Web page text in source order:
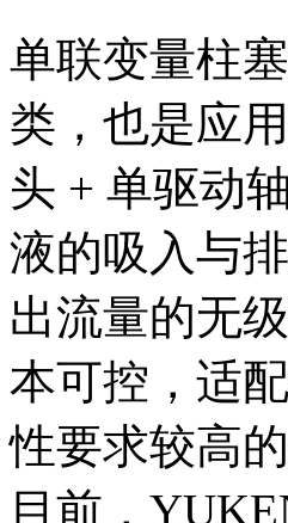
单联变量柱
类，也是应
头 + 单驱动
液的吸入与
出流量的无
本可控，适
性要求较高
目前，